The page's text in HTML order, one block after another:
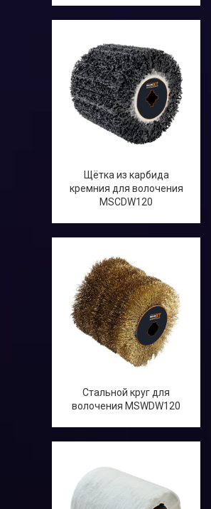
Щётка из карбида
кремния для волочения
MSCDW120
Стальной круг для
волочения MSWDW120